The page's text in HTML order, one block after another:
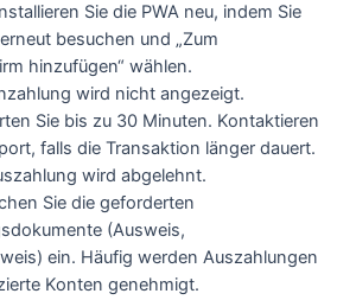
Sie die PWA neu, indem Sie
besuchen und „Zum
hinzufügen“ wählen.
wird nicht angezeigt.
Sie bis zu 30 Minuten. Kontaktieren
falls die Transaktion länger dauert.
wird abgelehnt.
Sie die geforderten
(Ausweis,
ein. Häufig werden Auszahlungen
Konten genehmigt.